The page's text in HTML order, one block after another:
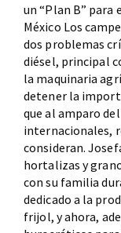
un “Plan B” para
México Los
dos problemas
diésel, principal
la maquinaria
detener la
que al amparo
internacionales,
consideran.
hortalizas y
con su familia
dedicado a la
frijol, y ahora,